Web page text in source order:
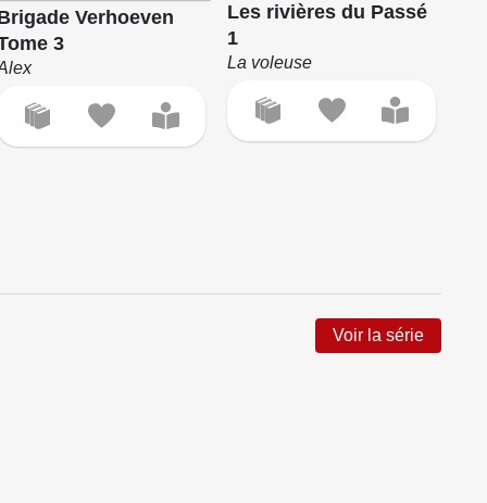
Verhoeven
3
Les rivières du Passé
1
La voleuse
Voir la série